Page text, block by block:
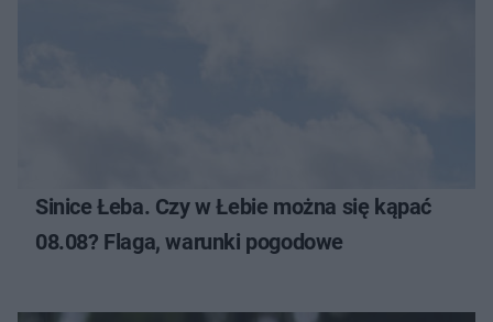
Sinice Łeba. Czy w Łebie można się kąpać
08.08? Flaga, warunki pogodowe